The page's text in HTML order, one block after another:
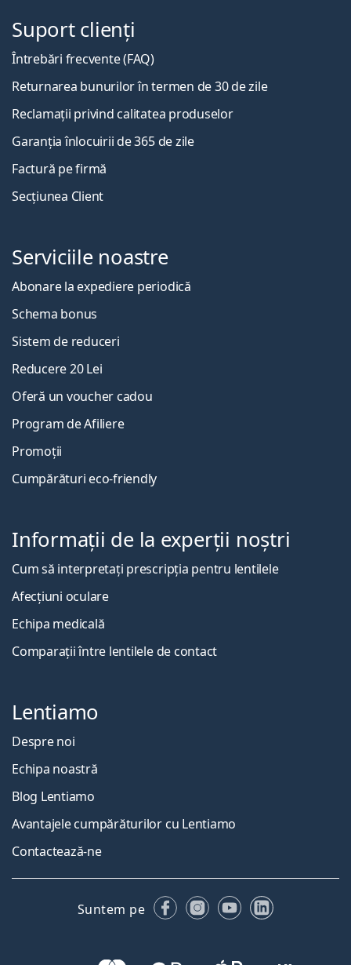
Suport clienți
Întrebări frecvente (FAQ)
Returnarea bunurilor în termen de 30 de zile
Reclamații privind calitatea produselor
Garanția înlocuirii de 365 de zile
Factură pe firmă
Secțiunea Client
Serviciile noastre
Abonare la expediere periodică
Schema bonus
Sistem de reduceri
Reducere 20 Lei
Oferă un voucher cadou
Program de Afiliere
Promoții
Cumpărături eco-friendly
Informații de la experții noștri
Cum să interpretați prescripția pentru lentilele
Afecțiuni oculare
Echipa medicală
Comparații între lentilele de contact
Lentiamo
Despre noi
Echipa noastră
Blog Lentiamo
Avantajele cumpărăturilor cu Lentiamo
Contactează-ne
Suntem pe FacebookInstagram
YouTubeLinkedIn